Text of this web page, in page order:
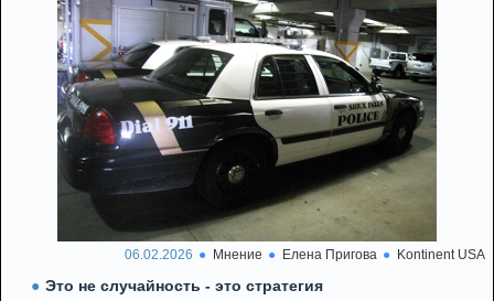
06.02.2026 Мнение Елена Пригова Kontinent USA
Это не случайность - это стратегия